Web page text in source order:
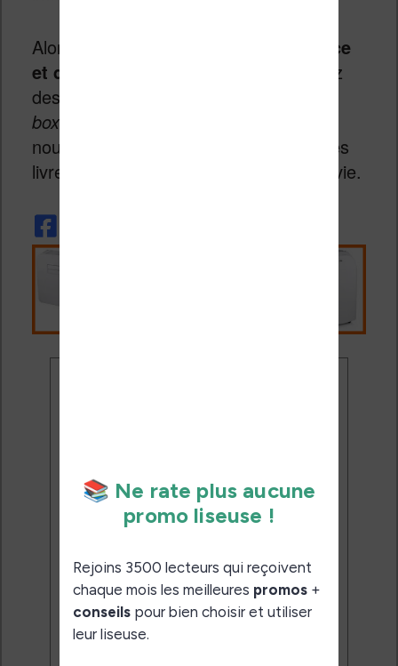
Alors s’il vous plait :
éditeurs de France
et de Navarre, réveillez-vous !
Sortez
des sentiers battus, «
box» et faites nous rêver et proposez
nous toujours plus de moyens de lire les
livres qu’on aime. Il en va de votre survie.
Rejoins 3500 lecteurs qui
reçoivent chaque mois les
meilleures promos + conseils
pour bien choisir et utiliser leur
liseuse.
Pas de spam.
Service 100% gratuit.
Désinscription en 1 clic.